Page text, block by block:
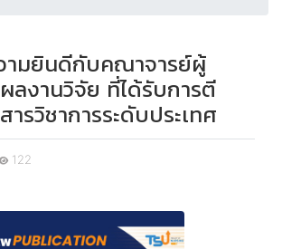
ามยินดีกับคณาจารย์ผู้
ลงานวิจัย ที่ได้รับการตี
ารวิชาการระดับประเทศ
122